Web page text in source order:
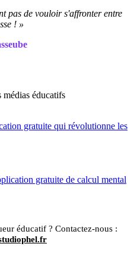
pas de vouloir s'affronter entre
! »
éducatifs
gratuite qui révolutionne les
gratuite de calcul mental
éducatif ? Contactez-nous :